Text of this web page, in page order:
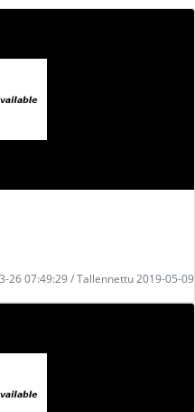
26 07:49:29 / Tallennettu 2019-05-09